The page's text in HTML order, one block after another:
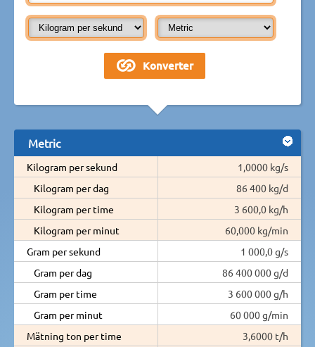
Metric
Kilogram per sekund
1,0000 kg/s
Kilogram per dag
86 400 kg/d
Kilogram per time
3 600,0 kg/h
Kilogram per minut
60,000 kg/min
Gram per sekund
1 000,0 g/s
Gram per dag
86 400 000 g/d
Gram per time
3 600 000 g/h
Gram per minut
60 000 g/min
Mätning ton per time
3,6000 t/h